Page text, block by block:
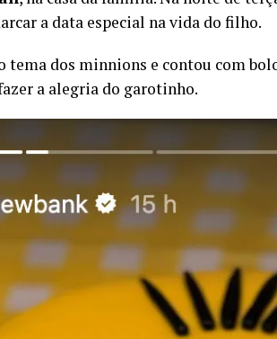
a data especial na vida do filho.
tema dos minnions e contou com
a alegria do garotinho.